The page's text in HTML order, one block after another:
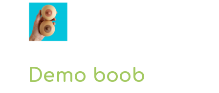
Demo boob